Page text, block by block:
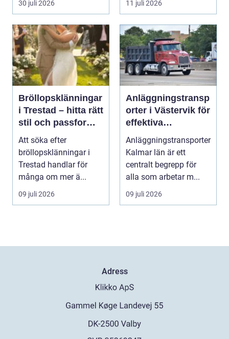
30 juli 2026 11 juli 2026
Bröllopsklänningar
i Trestad – hitta rätt
stil och passform
inför den stora
dagen
Att söka efter
bröllopsklänningar i
Trestad handlar för
många om mer ä...
09 juli 2026
Anläggningstransp
orter i Västervik för
effektiva
byggprojekt
Anläggningstransporter
Kalmar län är ett
centralt begrepp för
alla som arbetar m...
09 juli 2026
Adress